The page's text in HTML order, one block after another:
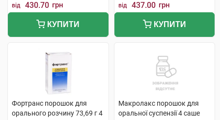
від 430.70 грн
КУПИТИ
від 437.00 грн
КУПИТИ
Фортранс порошок для
орального розчину 73,69 г 4
Макролакс порошок для
оральної суспензії 4 саше